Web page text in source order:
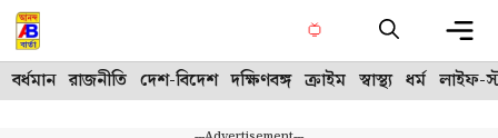
Skip
to
content
বর্ধমান রাজনীতি দেশ-বিদেশ দক্ষিণবঙ্গ ক্রাইম স্বাস্থ্য ধর্ম লাইফ-